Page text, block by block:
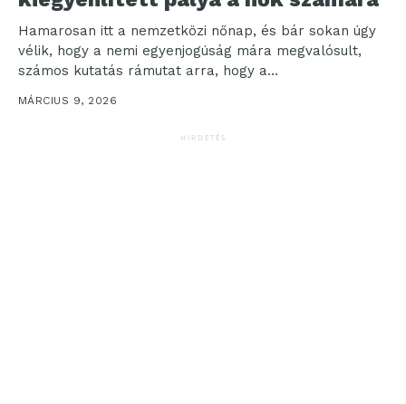
Hamarosan itt a nemzetközi nőnap, és bár sokan úgy
vélik, hogy a nemi egyenjogúság mára megvalósult,
számos kutatás rámutat arra, hogy a
természettudományi,...
MÁRCIUS 9, 2026
HIRDETÉS